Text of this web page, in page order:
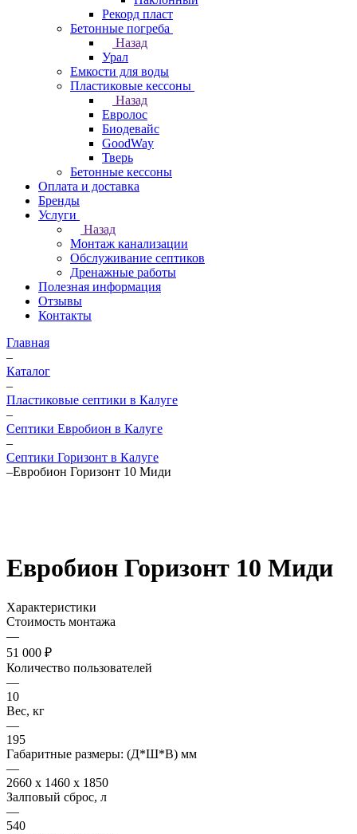
Рекорд пласт
Бетонные погреба
Назад
Урал
Емкости для воды
Пластиковые кессоны
Назад
Евролос
Биодевайс
GoodWay
Тверь
Бетонные кессоны
Оплата и доставка
Бренды
Услуги
Назад
Монтаж канализации
Обслуживание септиков
Дренажные работы
Полезная информация
Отзывы
Контакты
Главная
–
Каталог
–
Пластиковые септики в Калуге
–
Септики Евробион в Калуге
–
Септики Горизонт в Калуге
–Евробион Горизонт 10 Миди
Евробион Горизонт 10 Миди
Характеристики
Стоимость монтажа
—
51 000 ₽
Количество пользователей
—
10
Вес, кг
—
195
Габаритные размеры: (Д*Ш*В) мм
—
2660 x 1460 x 1850
Залповый сброс, л
—
540